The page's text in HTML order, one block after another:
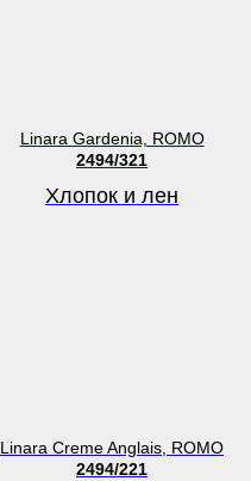
Linara Gardenia, ROMO
2494/321
Хлопок и лен
Linara Creme Anglais, ROMO
2494/221